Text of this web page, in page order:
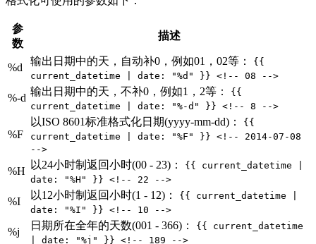
参
数
描述
%d
输出日期中的天，自动补0，例如01，02等：
{{
current_datetime | date: "%d" }} <!-- 08 -->
%-d
输出日期中的天，不补0，例如1，2等：
{{
current_datetime | date: "%-d" }} <!-- 8 -->
%F
以ISO 8601标准格式化日期(yyyy-mm-dd)：
{{
current_datetime | date: "%F" }} <!-- 2014-07-08
-->
%H
以24小时制返回小时(00 - 23)：
{{ current_datetime |
date: "%H" }} <!-- 22 -->
%I
以12小时制返回小时(1 - 12)：
{{ current_datetime |
date: "%I" }} <!-- 10 -->
%j
日期所在全年的天数(001 - 366)：
{{ current_datetime
| date: "%j" }} <!-- 189 -->